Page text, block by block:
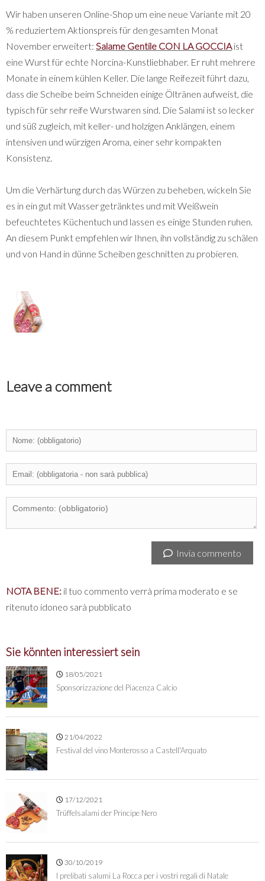
Wir haben unseren Online-Shop um eine neue Variante mit 20
% reduziertem Aktionspreis für den gesamten Monat
November erweitert: Salame Gentile CON LA GOCCIAist
eine Wurst für echte Norcina-Kunstliebhaber. Er ruht mehrere
Monate in einem kühlen Keller. Die lange Reifezeit führt dazu,
dass die Scheibe beim Schneiden einige Öltränen aufweist, die
typisch für sehr reife Wurstwaren sind. Die Salami ist so lecker
und süß zugleich, mit keller- und holzigen Anklängen, einem
intensiven und würzigen Aroma, einer sehr kompakten
Konsistenz.
Um die Verhärtung durch das Würzen zu beheben, wickeln Sie
es in ein gut mit Wasser getränktes und mit Weißwein
befeuchtetes Küchentuch und lassen es einige Stunden ruhen.
An diesem Punkt empfehlen wir Ihnen, ihn vollständig zu schälen
und von Hand in dünne Scheiben geschnitten zu probieren.
Leave a comment
Invia commento
NOTA BENE: il tuo commento verrà prima moderato e se
ritenuto idoneo sarà pubblicato
Sie könnten interessiert sein
18/05/2021
Sponsorizzazione del Piacenza Calcio
21/04/2022
Festival del vino Monterosso a Castell'Arquato
17/12/2021
Trüffelsalami der Principe Nero
30/10/2019
I prelibati salumi La Rocca per i vostri regali di Natale